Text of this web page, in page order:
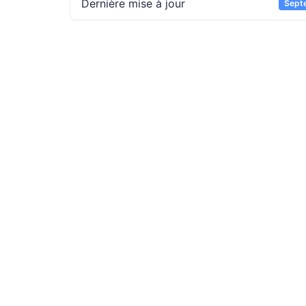
Dernière mise à jour